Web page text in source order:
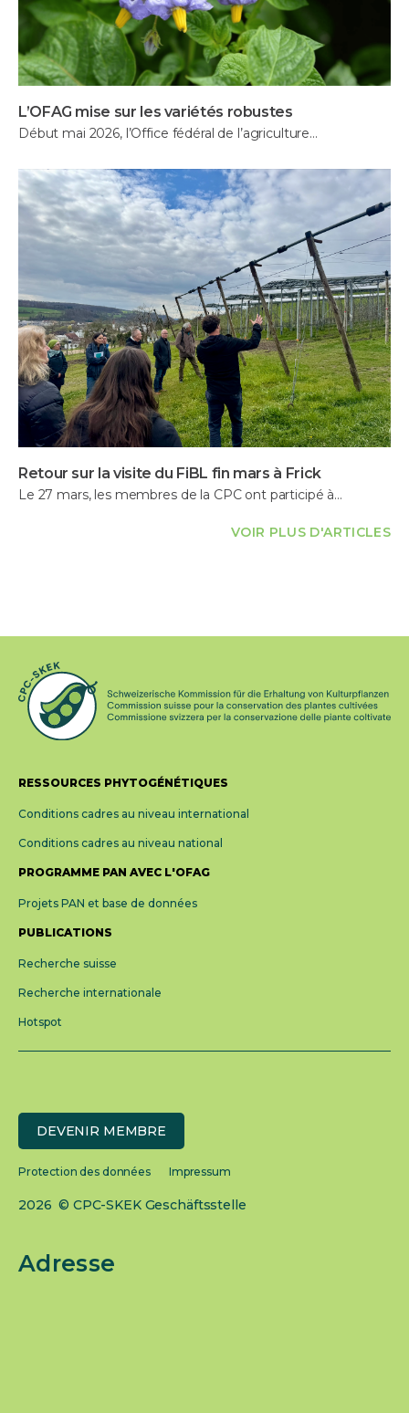
L’OFAG mise sur les variétés robustes
Début mai 2026, l’Office fédéral de l’agriculture…
Retour sur la visite du FiBL fin mars à Frick
Le 27 mars, les membres de la CPC ont participé à…
VOIR PLUS D'ARTICLES
RESSOURCES PHYTOGÉNÉTIQUES
Conditions cadres au niveau international
Conditions cadres au niveau national
PROGRAMME PAN AVEC L'OFAG
Projets PAN et base de données
PUBLICATIONS
Recherche suisse
Recherche internationale
Hotspot
DEVENIR MEMBRE
Protection des données Impressum
2026 © CPC-SKEK Geschäftsstelle
Adresse